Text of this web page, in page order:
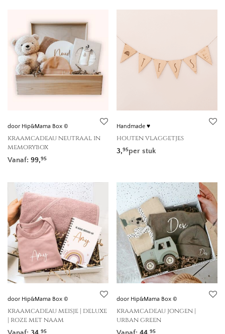
door Hip&Mama Box ©
kraamcadeau neutraal in
memorybox
Vanaf: 99,95
Handmade ♥
houten vlaggetjes
3,95per stuk
door Hip&Mama Box ©
kraamcadeau meisje | deluxe
| roze met naam
95
door Hip&Mama Box ©
kraamcadeau jongen |
urban green
95